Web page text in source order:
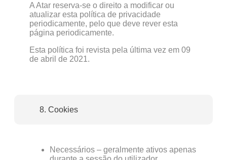
A Atar reserva-se o direito a modificar ou
atualizar esta política de privacidade
periodicamente, pelo que deve rever esta
página periodicamente.
Esta política foi revista pela última vez em 09
de abril de 2021.
8. Cookies
Necessários – geralmente ativos apenas